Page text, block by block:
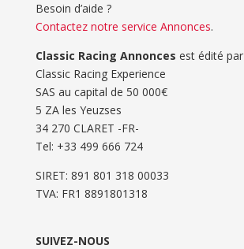
Besoin d’aide ?
Contactez notre service Annonces.
Classic Racing Annonces est édité par
Classic Racing Experience
SAS au capital de 50 000€
5 ZA les Yeuzses
34 270 CLARET -FR-
Tel: ‭+33 499 666 724‬
SIRET: 891 801 318 00033
TVA: FR1 8891801318
SUIVEZ-NOUS